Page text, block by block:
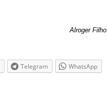
Alroger Filho
Telegram
WhatsApp